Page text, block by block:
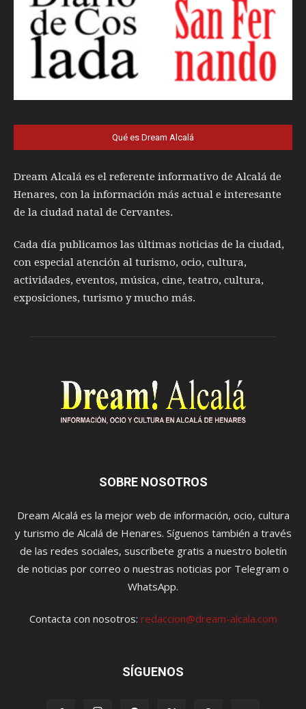
Qué es Dream Alcalá
Dream Alcalá es el referente informativo de Alcalá de
Henares, con la información más actual e interesante
de la ciudad natal de Cervantes.
Cada día publicamos las últimas noticias de la ciudad,
con especial atención al turismo, ocio, cultura,
actividades, eventos, música, cine, teatro, cultura,
exposiciones, turismo y mucho más.
SOBRE NOSOTROS
Dream Alcalá es la mejor web de información, ocio, cultura
y turismo de Alcalá de Henares. Síguenos también a través
de las redes sociales, suscríbete gratis a nuestro boletín
de noticias por correo o nuestras noticias por Telegram o
WhatsApp.
Contacta con nosotros: redaccion@dream-alcala.com
SÍGUENOS